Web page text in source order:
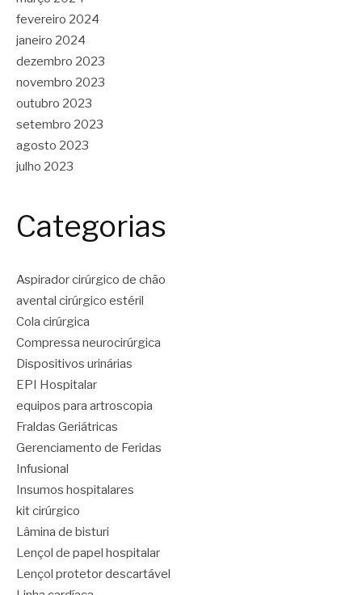
fevereiro 2024
janeiro 2024
dezembro 2023
novembro 2023
outubro 2023
setembro 2023
agosto 2023
julho 2023
Categorias
Aspirador cirúrgico de chão
avental cirúrgico estéril
Cola cirúrgica
Compressa neurocirúrgica
Dispositivos urinárias
EPI Hospitalar
equipos para artroscopia
Fraldas Geriátricas
Gerenciamento de Feridas
Infusional
Insumos hospitalares
kit cirúrgico
Lâmina de bisturi
Lençol de papel hospitalar
Lençol protetor descartável